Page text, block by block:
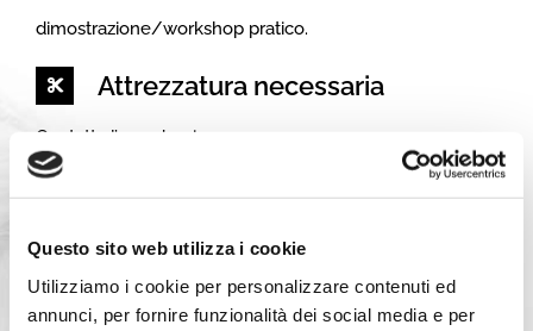
Questo sito web utilizza i cookie
Utilizziamo i cookie per personalizzare contenuti ed
annunci, per fornire funzionalità dei social media e per
dimostrazione/workshop pratico.
Attrezzatura necessaria
Contatta l’accademia
Prezzo
Contatta l’accademia
Attestato